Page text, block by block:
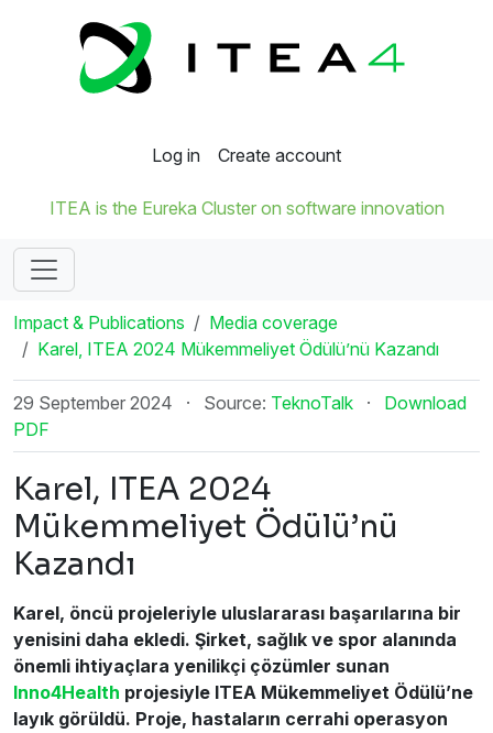
Log in Create account
ITEA is the Eureka Cluster on software innovation
Impact & Publications
Media coverage
Karel, ITEA 2024 Mükemmeliyet Ödülü’nü Kazandı
29 September 2024 · Source: TeknoTalk ·
Download
PDF
Karel, ITEA 2024
Mükemmeliyet Ödülü’nü
Kazandı
Karel, öncü projeleriyle uluslararası başarılarına bir
yenisini daha ekledi. Şirket, sağlık ve spor alanında
önemli ihtiyaçlara yenilikçi çözümler sunan
Inno4Health projesiyle ITEA Mükemmeliyet Ödülü’ne
layık görüldü. Proje, hastaların cerrahi operasyon